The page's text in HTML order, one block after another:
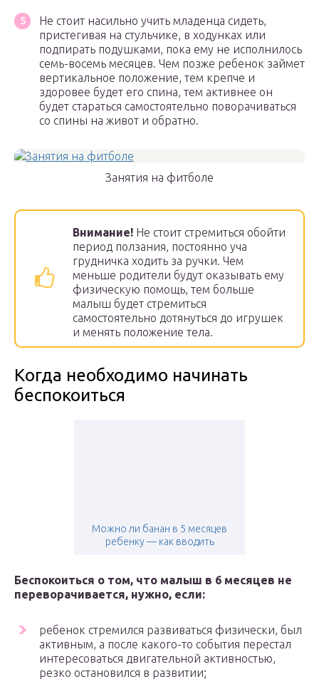
Не стоит насильно учить младенца сидеть,
пристегивая на стульчике, в ходунках или
подпирать подушками, пока ему не исполнилось
семь-восемь месяцев. Чем позже ребенок займет
вертикальное положение, тем крепче и
здоровее будет его спина, тем активнее он
будет стараться самостоятельно поворачиваться
со спины на живот и обратно.
Занятия на фитболе
Внимание! Не стоит стремиться обойти
период ползания, постоянно уча
грудничка ходить за ручки. Чем
меньше родители будут оказывать ему
физическую помощь, тем больше
малыш будет стремиться
самостоятельно дотянуться до игрушек
и менять положение тела.
Когда необходимо начинать
беспокоиться
Можно ли банан в 5 месяцев
ребенку — как вводить
Беспокоиться о том, что малыш в 6 месяцев не
переворачивается, нужно, если:
ребенок стремился развиваться физически, был
активным, а после какого-то события перестал
интересоваться двигательной активностью,
резко остановился в развитии;